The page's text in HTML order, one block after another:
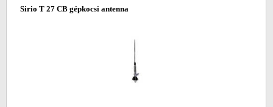
Sirio T 27 CB gépkocsi antenna